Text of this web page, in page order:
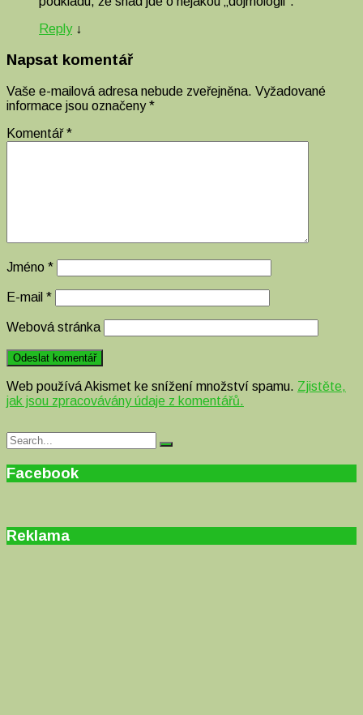
Reply ↓
Napsat komentář
Vaše e-mailová adresa nebude zveřejněna. Vyžadované
informace jsou označeny*
Komentář*
Jméno *
E-mail *
Webová stránka
Web používá Akismet ke snížení množství spamu. Zjistěte,
jak jsou zpracovávány údaje z komentářů.
Search
for:
Search
Facebook
Reklama